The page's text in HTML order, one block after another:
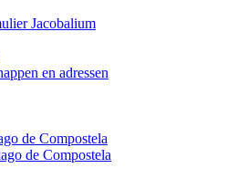
Jacobalium
en adressen
de Compostela
de Compostela